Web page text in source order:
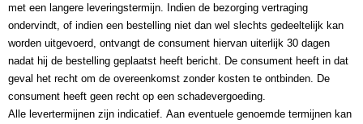
met een langere leveringstermijn. Indien de bezorging vertraging
ondervindt, of indien een bestelling niet dan wel slechts gedeeltelijk kan
worden uitgevoerd, ontvangt de consument hiervan uiterlijk 30 dagen
nadat hij de bestelling geplaatst heeft bericht. De consument heeft in dat
geval het recht om de overeenkomst zonder kosten te ontbinden. De
consument heeft geen recht op een schadevergoeding.
Alle levertermijnen zijn indicatief. Aan eventuele genoemde termijnen kan